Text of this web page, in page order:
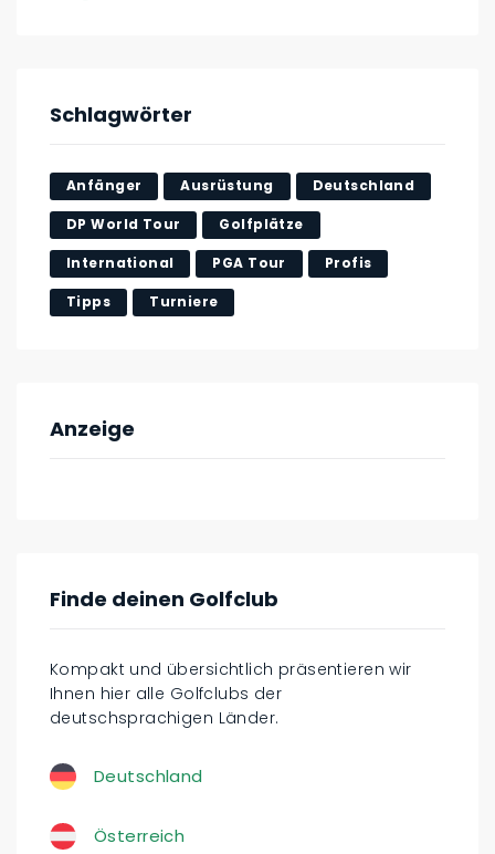
Schlagwörter
Anfänger Ausrüstung Deutschland
DP World Tour Golfplätze
International PGA Tour Profis
Tipps Turniere
Anzeige
Finde deinen Golfclub
Kompakt und übersichtlich präsentieren wir
Ihnen hier alle Golfclubs der
deutschsprachigen Länder.
Deutschland
Österreich